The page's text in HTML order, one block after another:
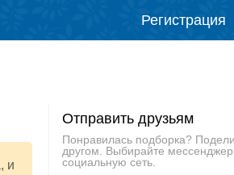
Регистрация
и
Отправить друзьям
Понравилась подборка?
другом. Выбирайте
социальную сеть.